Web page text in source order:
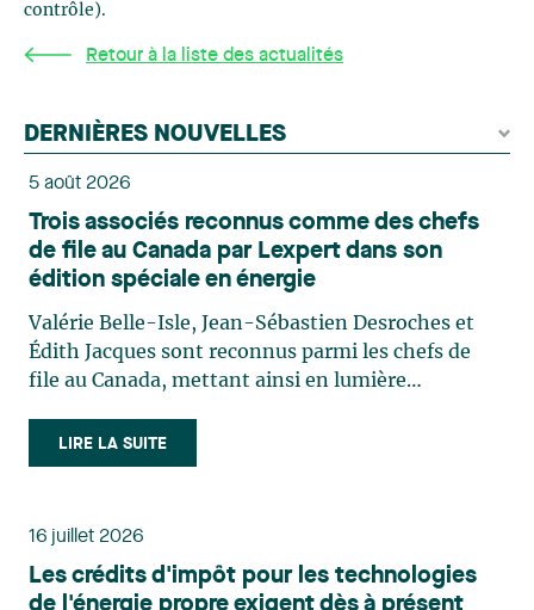
contrôle).
Retour à la liste des actualités
DERNIÈRES NOUVELLES
5 août 2026
Trois associés reconnus comme des chefs
de file au Canada par Lexpert dans son
édition spéciale en énergie
Valérie Belle-Isle, Jean-Sébastien Desroches et
Édith Jacques sont reconnus parmi les chefs de
file au Canada, mettant ainsi en lumière
le domaine du droit des technologies. Valérie
Belle-Isle est associée au sein du groupe de droit
principalement sur le droit de l’environnement,
du territoire. Elle conseille et représente une
LIRE LA SUITE
16 juillet 2026
Les crédits d'impôt pour les technologies
de l'énergie propre exigent dès à présent